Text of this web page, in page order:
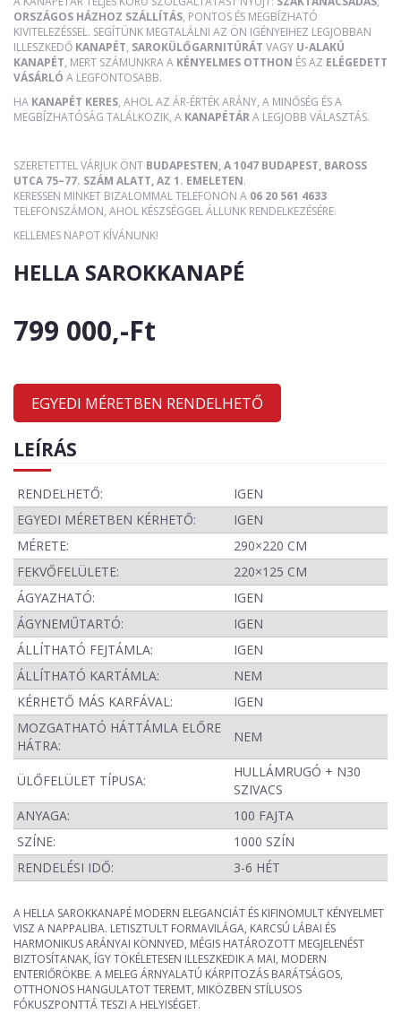
ORSZÁGOS HÁZHOZ SZÁLLÍTÁS, PONTOS ÉS MEGBÍZHATÓ
KIVITELEZÉSSEL. SEGÍTÜNK MEGTALÁLNI AZ ÖN IGÉNYEIHEZ LEGJOBBAN
ILLESZKEDŐ KANAPÉT, SAROKÜLŐGARNITÚRÁT VAGY U-ALAKÚ
KANAPÉT, MERT SZÁMUNKRA A KÉNYELMES OTTHON ÉS AZ ELÉGEDETT
VÁSÁRLÓ A LEGFONTOSABB.
HA KANAPÉT KERES, AHOL AZ ÁR-ÉRTÉK ARÁNY, A MINŐSÉG ÉS A
MEGBÍZHATÓSÁG TALÁLKOZIK, A KANAPÉTÁRA LEGJOBB VÁLASZTÁS.
SZERETETTEL VÁRJUK ÖNT BUDAPESTEN, A 1047 BUDAPEST, BAROSS
UTCA 75–77. SZÁM ALATT, AZ 1. EMELETEN.
KERESSEN MINKET BIZALOMMAL TELEFONON A 06 20 561 4633
TELEFONSZÁMON, AHOL KÉSZSÉGGEL ÁLLUNK RENDELKEZÉSÉRE.
KELLEMES NAPOT KÍVÁNUNK!
HELLA SAROKKANAPÉ
799 000,-Ft
EGYEDI MÉRETBEN RENDELHETŐ
LEÍRÁS
RENDELHETŐ:
IGEN
EGYEDI MÉRETBEN KÉRHETŐ:
IGEN
MÉRETE:
290×220 CM
FEKVŐFELÜLETE:
220×125 CM
ÁGYAZHATÓ:
IGEN
ÁGYNEMŰTARTÓ:
IGEN
ÁLLÍTHATÓ FEJTÁMLA:
IGEN
ÁLLÍTHATÓ KARTÁMLA:
NEM
KÉRHETŐ MÁS KARFÁVAL:
IGEN
MOZGATHATÓ HÁTTÁMLA ELŐRE
HÁTRA:
NEM
ÜLŐFELÜLET TÍPUSA:
HULLÁMRUGÓ + N30
SZIVACS
ANYAGA:
100 FAJTA
SZÍNE:
1000 SZÍN
RENDELÉSI IDŐ:
3-6 HÉT
A HELLA SAROKKANAPÉ MODERN ELEGANCIÁT ÉS KIFINOMULT KÉNYELMET
VISZ A NAPPALIBA. LETISZTULT FORMAVILÁGA, KARCSÚ LÁBAI ÉS
HARMONIKUS ARÁNYAI KÖNNYED, MÉGIS HATÁROZOTT MEGJELENÉST
BIZTOSÍTANAK, ÍGY TÖKÉLETESEN ILLESZKEDIK A MAI, MODERN
ENTERIŐRÖKBE. A MELEG ÁRNYALATÚ KÁRPITOZÁS BARÁTSÁGOS,
OTTHONOS HANGULATOT TEREMT, MIKÖZBEN STÍLUSOS
FÓKUSZPONTTÁ TESZI A HELYISÉGET.